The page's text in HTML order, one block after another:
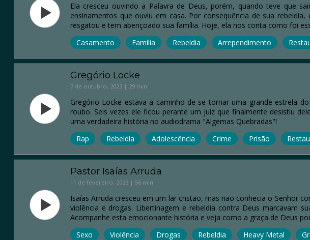
Ela cresceu ouvindo a Palavra de Deus, porém, quando teve que
ensinamentos que ouviu em casa. Por consequência de sua
resgatou e tem abençoado sua família. Hoje, ela nos conta como foi
Casamento
Família Rebeldia Arrependimento
Gregório Locke
7 de outubro, 2023 | 29 min
Gregório Locke estava a caminho de se tornar uma grande estrela
roubo. Seis vezes ele ficou perante um juiz que finalmente desistiu
uma verdadeira história no audiodrama "Algemas Quebradas"!
Rap
Rebeldia Adolescência Crime Prisão
Pastor Isaías Arruda
11 de fevereiro, 2023 | 56 min
Isaías Arruda cresceu em um lar cristão, mas não conhecia o Senhor
violência e drogas. Libertinagem e rebeldia contra Deus marcavam
Acompanhe esta emocionante história e veja como a graça de Deus
Sexo
Violência Drogas Rebeldia Heavy Metal